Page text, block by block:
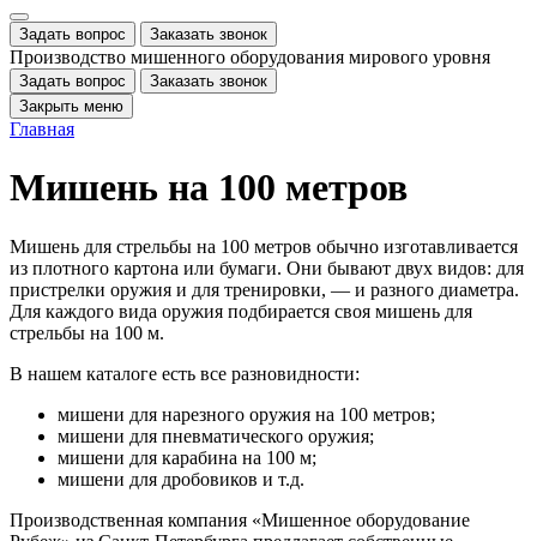
Задать вопрос Заказать звонок
Производство мишенного оборудования мирового уровня
Задать вопрос
Заказать звонок
Закрыть меню
Главная
Мишень на 100 метров
Мишень для стрельбы на 100 метров обычно изготавливается
из плотного картона или бумаги. Они бывают двух видов: для
пристрелки оружия и для тренировки, — и разного диаметра.
Для каждого вида оружия подбирается своя мишень для
стрельбы на 100 м.
В нашем каталоге есть все разновидности:
мишени для нарезного оружия на 100 метров;
мишени для пневматического оружия;
мишени для карабина на 100 м;
мишени для дробовиков и т.д.
Производственная компания «Мишенное оборудование